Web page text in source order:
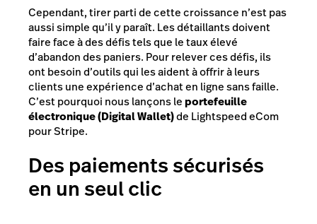
Cependant, tirer parti de cette croissance n’est pas
aussi simple qu’il y paraît. Les détaillants doivent
faire face à des défis tels que le taux élevé
d’abandon des paniers. Pour relever ces défis, ils
ont besoin d’outils qui les aident à offrir à leurs
clients une expérience d’achat en ligne sans faille.
C’est pourquoi nous lançons leportefeuille
électronique (Digital Wallet)de Lightspeed eCom
pour Stripe.
Des paiements sécurisés
en un seul clic